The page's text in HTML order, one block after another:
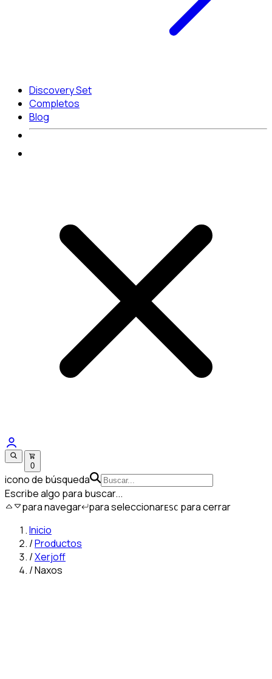
Discovery Set
Completos
Blog
0
icono de búsqueda
Escribe algo para buscar...
para navegar para seleccionarESC para cerrar
Inicio
/Productos
/Xerjoff
/Naxos